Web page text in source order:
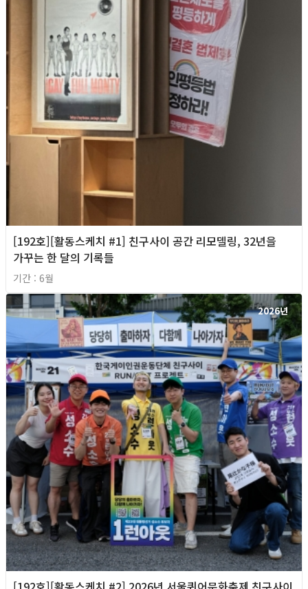
[192호][활동스케치 #1] 친구사이 공간 리모델링, 32년을
가꾸는 한 달의 기록들
기간 : 6월
2026년